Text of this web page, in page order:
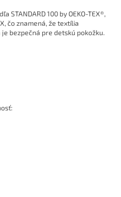
STANDARD 100 by OEKO-TEX®,
čo znamená, že textília
bezpečná pre detskú pokožku.